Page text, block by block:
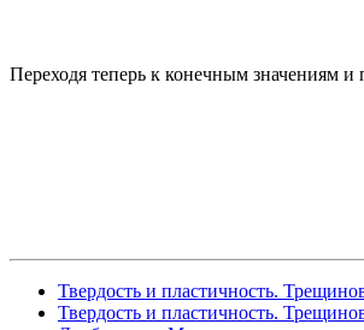
Переходя теперь к конечным значениям
Твердость и пластичность.
Твердость и пластичность.